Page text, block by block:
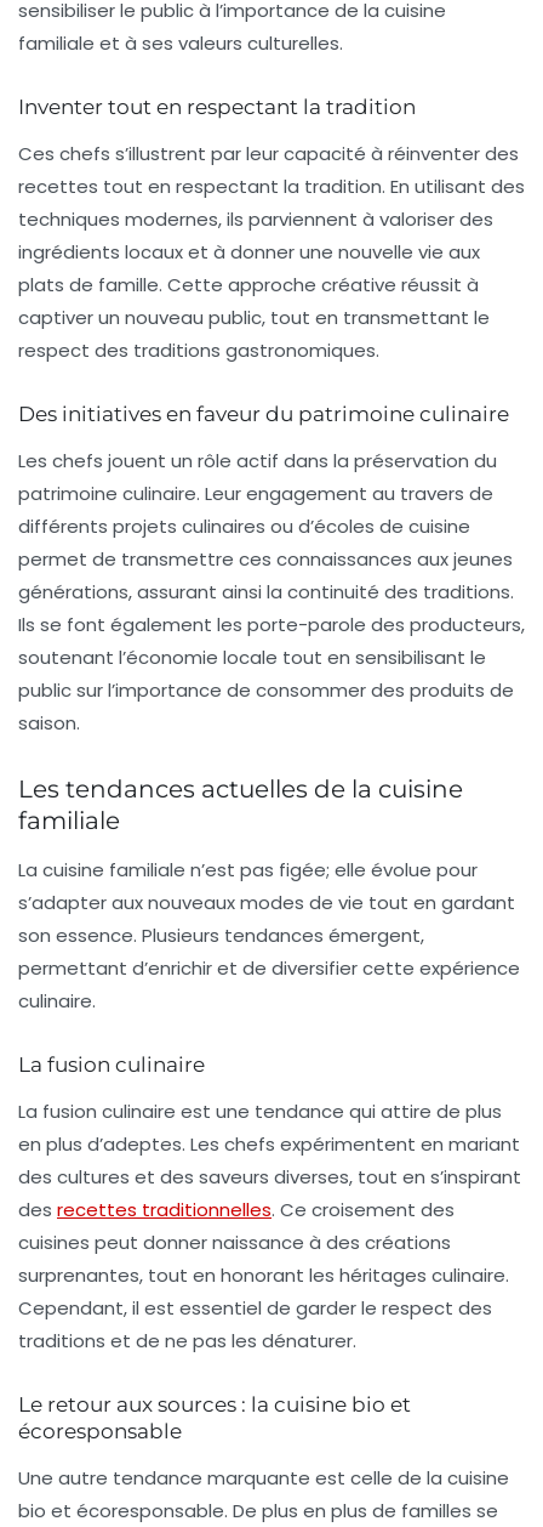
sensibiliser le public à l’importance de la cuisine
familiale et à ses valeurs culturelles.
Inventer tout en respectant la tradition
Ces chefs s’illustrent par leur capacité à réinventer des
recettes tout en respectant la tradition. En utilisant des
techniques modernes, ils parviennent à valoriserdes
ingrédients locaux et à donner une nouvelle vie aux
plats de famille. Cette approche créative réussit à
captiver un nouveau public, tout en transmettant le
respect des traditions gastronomiques.
Des initiatives en faveur du patrimoine culinaire
Les chefs jouent un rôle actif dans la préservation du
patrimoine culinaire. Leur engagement au travers de
différents projets culinaires ou d’écoles de cuisine
permet de transmettre ces connaissances aux jeunes
générations, assurant ainsi la continuité des traditions.
Ils se font également les porte-parole des producteurs,
soutenant l’économie locale tout en sensibilisant le
public sur l’importance de consommer des produits de
saison.
Les tendances actuelles de la cuisine
familiale
La cuisine familiale n’est pas figée; elle évolue pour
s’adapter aux nouveaux modes de vie tout en gardant
son essence. Plusieurs tendances émergent,
permettant d’enrichir et de diversifier cette expérience
culinaire.
La fusion culinaire
La fusion culinaire est une tendance qui attire de plus
en plus d’adeptes. Les chefs expérimentent en mariant
des cultures et des saveurs diverses, tout en s’inspirant
des recettes traditionnelles. Ce croisement des
cuisines peut donner naissance à des créations
surprenantes, tout en honorant les héritages culinaire.
Cependant, il est essentiel de garder le respect des
traditions et de ne pas les dénaturer.
Le retour aux sources : la cuisine bio et
écoresponsable
Une autre tendance marquante est celle de la cuisine
bio et écoresponsable. De plus en plus de familles se